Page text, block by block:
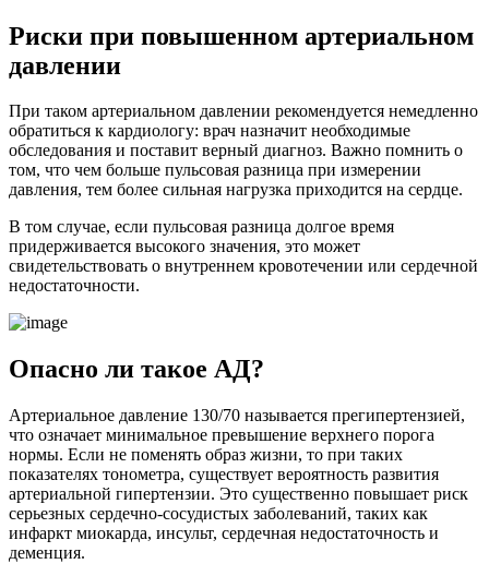
Риски при повышенном артериальном
давлении
При таком артериальном давлении рекомендуется немедленно
обратиться к кардиологу: врач назначит необходимые
обследования и поставит верный диагноз. Важно помнить о
том, что чем больше пульсовая разница при измерении
давления, тем более сильная нагрузка приходится на сердце.
В том случае, если пульсовая разница долгое время
придерживается высокого значения, это может
свидетельствовать о внутреннем кровотечении или сердечной
недостаточности.
Опасно ли такое АД?
Артериальное давление 130/70 называется прегипертензией,
что означает минимальное превышение верхнего порога
нормы. Если не поменять образ жизни, то при таких
показателях тонометра, существует вероятность развития
артериальной гипертензии. Это существенно повышает риск
серьезных сердечно-сосудистых заболеваний, таких как
инфаркт миокарда, инсульт, сердечная недостаточность и
деменция.